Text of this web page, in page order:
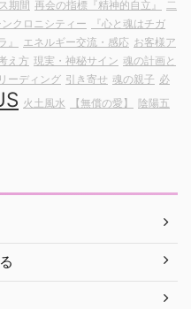
期間 再会の指標『精神的自立』
二
ンクロニシティー
『心と魂はチガ
エネルギー交流・感応 お客様ア
え方 現実・神秘サイン 魂の計画と
ーディング 引き寄せ 魂の親子 必
火土風水 【無償の愛】
陰陽五